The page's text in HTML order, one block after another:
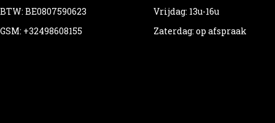
BTW: BE0807590623
GSM: +32498608155
Vrijdag: 13u-16u
Zaterdag: op afspraak